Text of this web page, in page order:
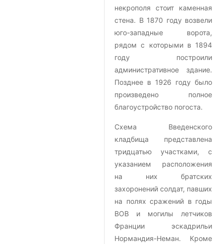
некрополя стоит каменная
стена. В 1870 году возвели
юго-западные ворота,
рядом с которыми в 1894
году построили
административное здание.
Позднее в 1926 году было
произведено полное
благоустройство погоста.
Схема Введенского
кладбища представлена
тридцатью участками, с
указанием расположения
на них братских
захоронений солдат, павших
на полях сражений в годы
ВОВ и могилы летчиков
Франции эскадрильи
Нормандия-Неман. Кроме